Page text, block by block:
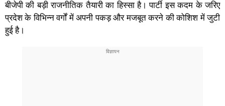
बीजेपी की बड़ी राजनीतिक तैयारी का हिस्सा है। पार्टी इस कदम के जरिए
प्रदेश के विभिन्न वर्गों में अपनी पकड़ और मजबूत करने की कोशिश में जुटी
हुई है।